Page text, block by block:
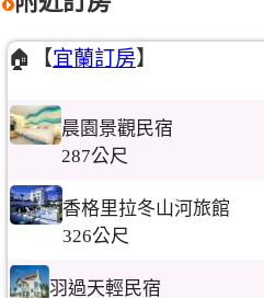
🏠【宜蘭訂房】
晨園景觀民宿
287公尺
香格里拉冬山河旅館
326公尺
羽過天輕民宿